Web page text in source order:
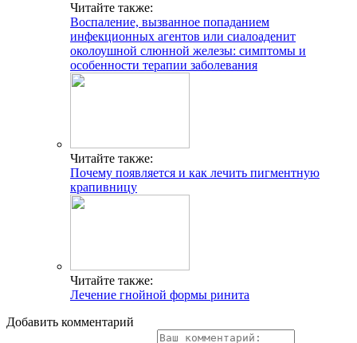
Читайте также:
Воспаление, вызванное попаданием
инфекционных агентов или сиалоаденит
околоушной слюнной железы: симптомы и
особенности терапии заболевания
Читайте также:
Почему появляется и как лечить пигментную
крапивницу
Читайте также:
Лечение гнойной формы ринита
Добавить комментарий